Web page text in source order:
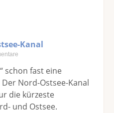
Kanal
schon fast eine
Nord-Ostsee-Kanal
die kürzeste
und Ostsee.